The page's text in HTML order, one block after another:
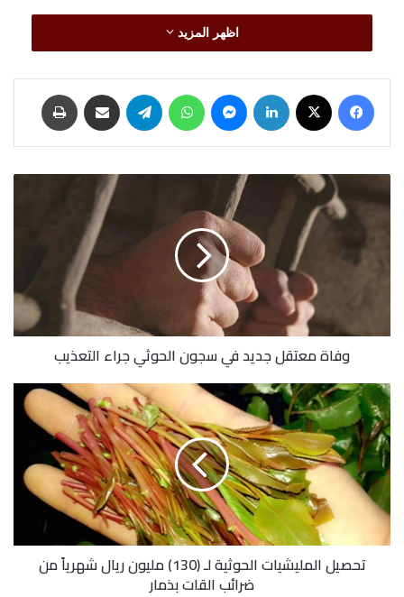
وأتى الهجومان بالتزامن مع اشتباكات بين مليشيات الحشد
الاخوانية اقتحام إدارة الأمن وفرض مديرا للامن من
الارهاب ايران
اظهر المزيد
فيسبوك لينكدإن ماسنجر واتساب تيلقرام مشاركة عبر البريد
معتقل
سجون
الحوثي
وفاة معتقل جديد في سجون الحوثي جراء التعذيب
تحصيل
المليشيات
الحوثية
لـ
(130)
مليون
ريال
شهرياً
من
ضرائب
تحصيل المليشيات الحوثية لـ (130) مليون ريال شهرياً من
ضرائب القات بذمار